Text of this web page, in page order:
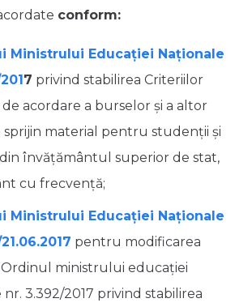
conform:
Ministrului Educației Naționale
7 privind stabilirea Criteriilor
acordare a burselor şi a altor
material pentru studenţii şi
învăţământul superior de stat,
cu frecvenţă;
Ministrului Educației Naționale
pentru modificarea
Ordinul ministrului educaţiei
3.392/2017 privind stabilirea